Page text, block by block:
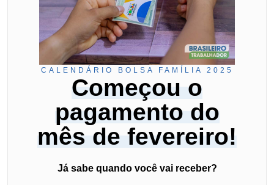
CALENDÁRIO BOLSA FAMÍLIA 2025
Começou o
pagamento do
mês de fevereiro!
Já sabe quando você vai receber?